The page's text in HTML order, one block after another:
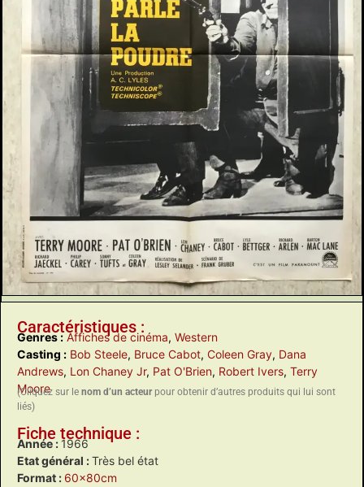
Caractéristiques :
Genres : Affiches de cinéma, Western
Casting : Bob Steele, Bruce Cabot, Coleen Gray, Dana
Andrews, Lon Chaney Jr, Pat O'Brien, Robert Ivers, Terry
Moore
(Cliquez sur le nom d’un acteurpour obtenir d’autres produits qui lui sont
liés)
Fiche technique :
Année : 1966
Etat général :Très bel état
Format : 60x80cm